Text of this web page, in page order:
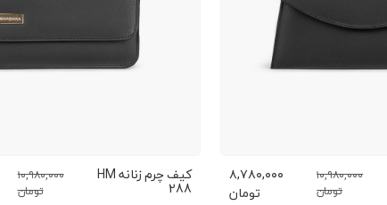
۱۰,۹۸۰,۰۰۰
تومان
۸,۷۸۰,۰۰۰
تومان
کیف چرم زنانه HM
288
۱۰,۹۸۰,۰۰۰
تومان